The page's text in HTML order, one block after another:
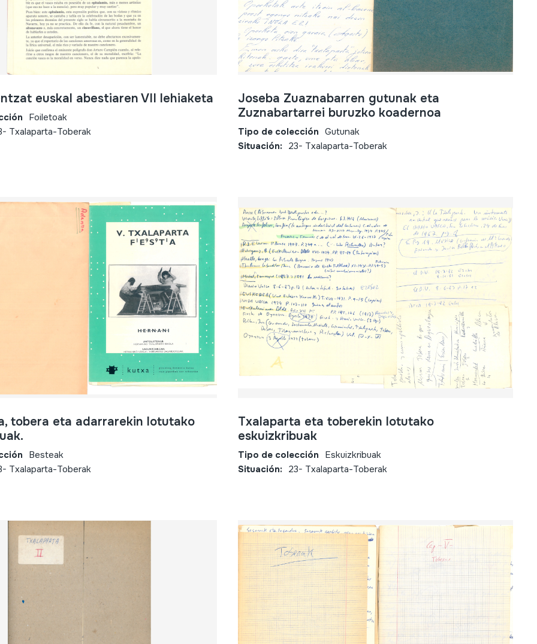
euskal abestiaren VII lehiaketa
Foiletoak
Txalaparta-Toberak
Joseba Zuaznabarren gutunak eta
Zuznabartarrei buruzko koadernoa
Tipo de colección Gutunak
Situación: 23- Txalaparta-Toberak
tobera eta adarrarekin lotutako
Besteak
Txalaparta-Toberak
Txalaparta eta toberekin lotutako
eskuizkribuak
Tipo de colección Eskuizkribuak
Situación: 23- Txalaparta-Toberak